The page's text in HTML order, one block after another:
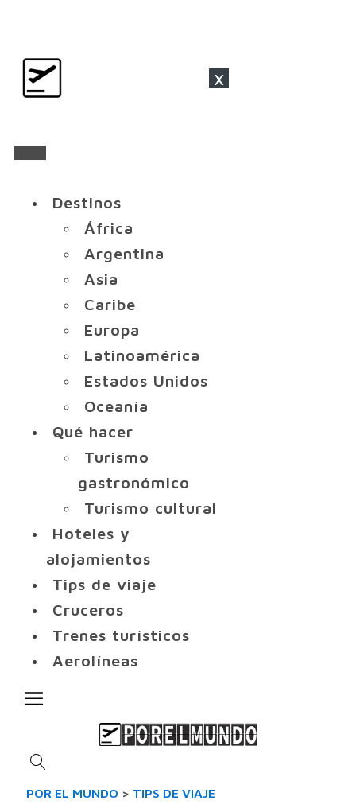
x
Destinos
África
Argentina
Asia
Caribe
Europa
Latinoamérica
Estados Unidos
Oceanía
Qué hacer
Turismo
gastronómico
Turismo cultural
Hoteles y
alojamientos
Tips de viaje
Cruceros
Trenes turísticos
Aerolíneas
POR EL MUNDO > TIPS DE VIAJE